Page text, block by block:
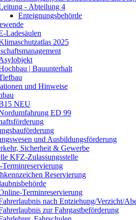
- Abteilung 4
Enteignungsbehörde
Ladesäulen
2025
| Bauunterhalt
und Hinweise
NEU
ED 99
und Ausbildungsförderung
Sicherheit & Gewerbe
KFZ-Zulassungsstelle
Reservierung
Terminreservierung
nach Entziehung/Verzicht/
zur Fahrgastbeförderung